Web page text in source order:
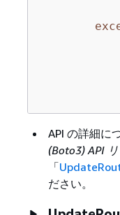
API の詳細に
(Boto3) API
「
ださい。